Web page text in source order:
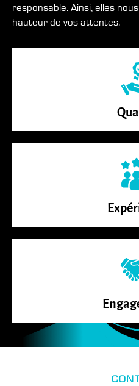
responsable. Ainsi, elles
hauteur de vos attentes.